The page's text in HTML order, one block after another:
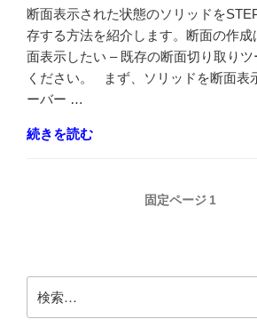
が
知
り
た
の
作
成
時
の
ビ
断面表示された状態のソリッドを
存する方法を紹介します。断面の作
面表示したい – 既存の断面切り取り
ください。 まず、ソリッドを断面表
ーバー …
"断
状
態
続きを読む
ペ
ー
固定ページ 1
索: